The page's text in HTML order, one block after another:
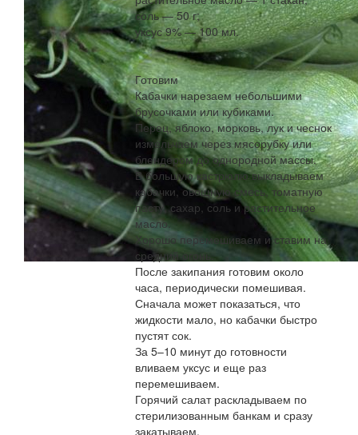
соль — 50 г;
уксус 9% — 100 мл.
Готовим
Кабачки нарезаем небольшими
брусочками или кубиками.
Перец, яблоко, морковь, лук и чеснок
измельчаем через мясорубку или
блендером до однородной массы.
В большую кастрюлю выкладываем
кабачки, овощную смесь, томатную
пасту, сахар, соль и растительное
масло.
Хорошо перемешиваем и ставим на
средний огонь.
После закипания готовим около
часа, периодически помешивая.
Сначала может показаться, что
жидкости мало, но кабачки быстро
пустят сок.
За 5–10 минут до готовности
вливаем уксус и еще раз
перемешиваем.
Горячий салат раскладываем по
стерилизованным банкам и сразу
закатываем.